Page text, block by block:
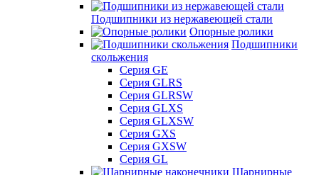
Подшипники из нержавеющей стали
Опорные ролики
Подшипники
скольжения
Серия GE
Серия GLRS
Серия GLRSW
Серия GLXS
Серия GLXSW
Серия GXS
Серия GXSW
Серия GL
Шарнирные